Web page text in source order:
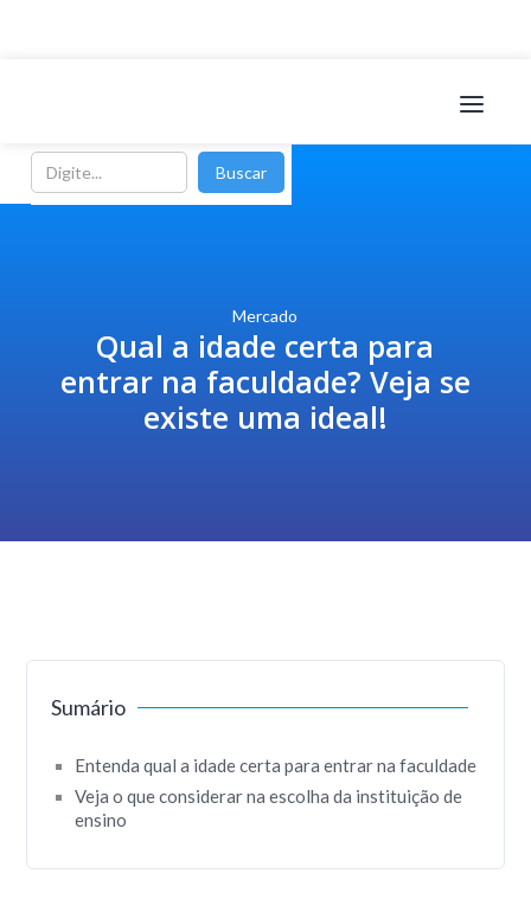
Mercado
Qual a idade certa para
entrar na faculdade? Veja se
existe uma ideal!
Sumário
Entenda qual a idade certa para entrar na faculdade
Veja o que considerar na escolha da instituição de
ensino